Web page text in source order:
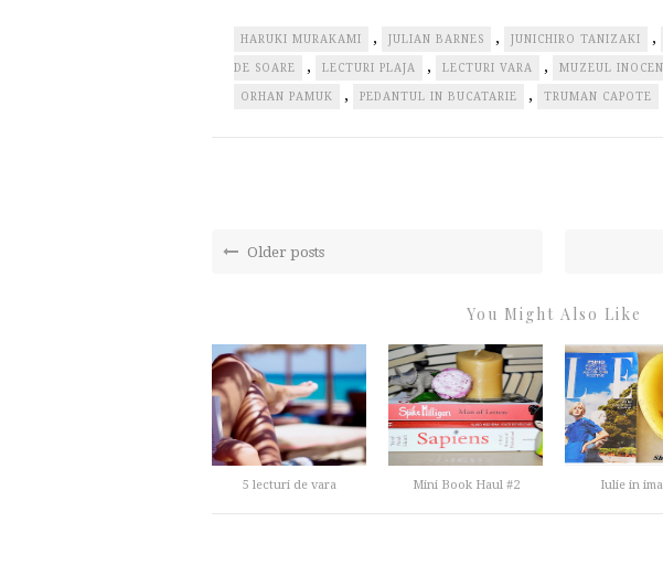
HARUKI MURAKAMI , JULIAN BARNES , JUNICHIRO TANIZAKI ,
DE SOARE , LECTURI PLAJA , LECTURI VARA , MUZEUL
ORHAN PAMUK , PEDANTUL IN BUCATARIE , TRUMAN CAPOTE
Older posts
You Might Also Like
5 lecturi de vara Mini Book Haul #2 Iulie in